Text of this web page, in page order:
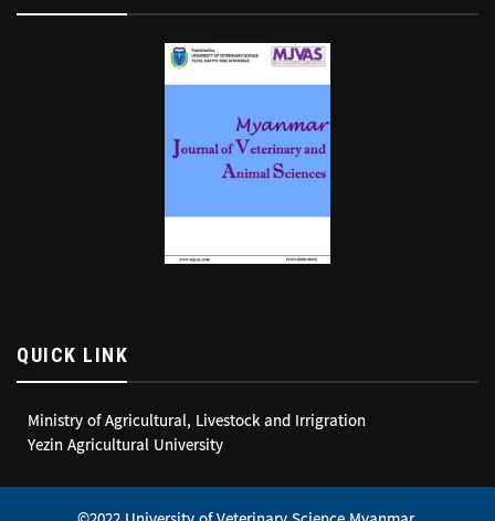
QUICK LINK
Ministry of Agricultural, Livestock and Irrigration
Yezin Agricultural University